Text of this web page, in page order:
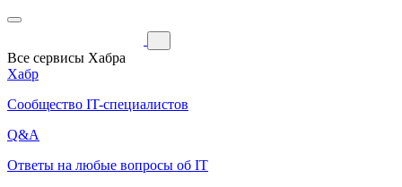
Все сервисы Хабра
Хабр
Сообщество IT-специалистов
Q&A
Ответы на любые вопросы об IT